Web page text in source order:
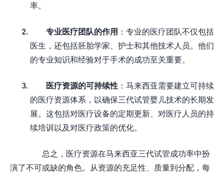
率。
专业医疗团队的作用 ：专业的医疗团队不仅包括
医生，还包括胚胎学家、护士和其他技术人员。他们
的专业知识和经验对于手术的成功至关重要。
医疗资源的可持续性 ：马来西亚需要建立可持续
的医疗资源体系，以确保三代试管婴儿技术的长期发
展。这包括对医疗设备的定期更新、对医疗人员的持
续培训以及对医疗政策的优化。
总之，医疗资源在马来西亚三代试管成功率中扮
演了不可或缺的角色。从资源的充足性、质量到分配，每